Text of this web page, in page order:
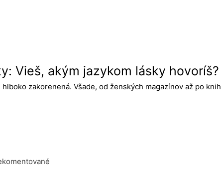
Vieš, akým jazykom lásky hovoríš?
zakorenená. Všade, od ženských magazínov až po